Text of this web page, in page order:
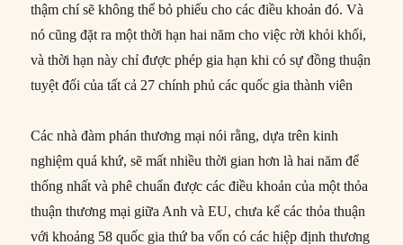
thậm chí sẽ không thể bỏ phiếu cho các điều khoản đó. Và
nó cũng đặt ra một thời hạn hai năm cho việc rời khỏi khối,
và thời hạn này chỉ được phép gia hạn khi có sự đồng thuận
tuyệt đối của tất cả 27 chính phủ các quốc gia thành viên
Các nhà đàm phán thương mại nói rằng, dựa trên kinh
nghiệm quá khứ, sẽ mất nhiều thời gian hơn là hai năm để
thống nhất và phê chuẩn được các điều khoản của một thỏa
thuận thương mại giữa Anh và EU, chưa kể các thỏa thuận
với khoảng 58 quốc gia thứ ba vốn có các hiệp định thương